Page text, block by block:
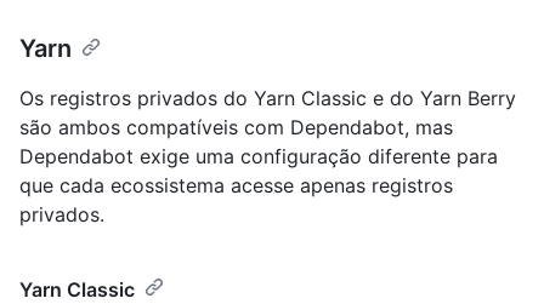
Yarn
Os registros privados do Yarn Classic e do Yarn Berry
são ambos compatíveis com Dependabot, mas
Dependabot exige uma configuração diferente para
que cada ecossistema acesse apenas registros
privados.
Yarn Classic